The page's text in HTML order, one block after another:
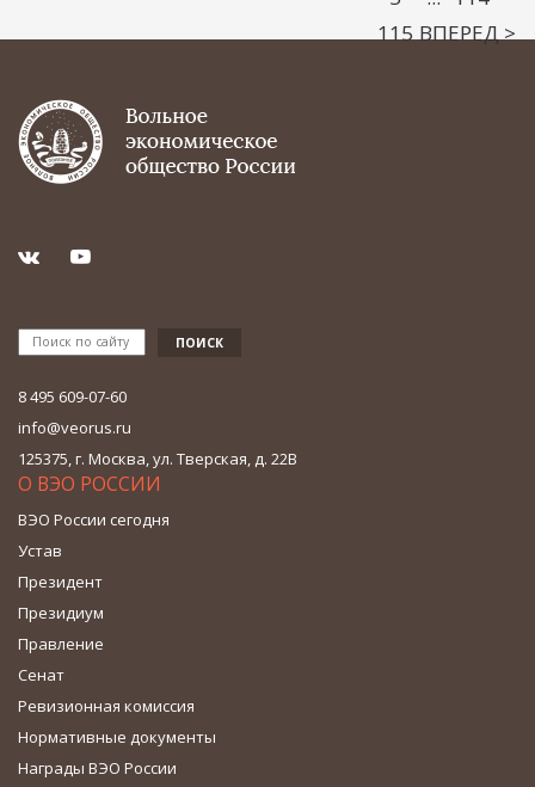
115 ВПЕРЕД >
8 495 609-07-60
info@veorus.ru
125375, г. Москва, ул. Тверская, д. 22В
О ВЭО РОССИИ
ВЭО России сегодня
Устав
Президент
Президиум
Правление
Сенат
Ревизионная комиссия
Нормативные документы
Награды ВЭО России